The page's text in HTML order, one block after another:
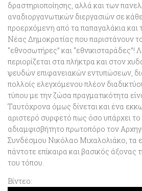
δραστηριοποίησης, αλλά και των
αναδιοργανωτικών διεργασιών σε
προερχόμενη από τα παπαγαλάκια και
Νέας Δημοκρατίας που παριστάνουν
“εθνοσωτήρες” και “εθνικισταράδες”!
περιορίζεται στα πλήκτρα και στον
ψευδών επιφανειακών εντυπώσεων,
πολλοίς ελεγχόμενου πλέον
τύπου με την ζώσα πραγματικότητα
Ταυτόχρονα όμως δίνεται και ένα
αριστερό συρφετό πως όσο υπάρχει
αδιαμφισβήτητο πρωτοπόρο τον
Συνδέσμου Νικόλαο Μιχαλολιάκο, τα
πάντοτε επίκαιρα και βασικός άξονας
του τόπου.
Βίντεο: